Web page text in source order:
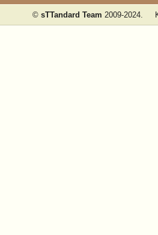
© sTTandard Team 2009-2024.